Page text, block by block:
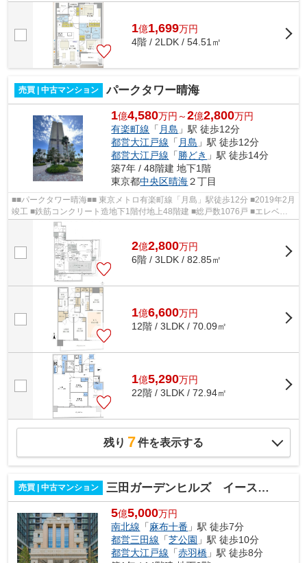
ス4 分 「荏原一丁目 」バス停下車...
1億1,699万円
4階 / 2LDK / 54.51㎡
売買 | 中古マンション パークタワー晴海
1億4,580万円～2億2,800万円
有楽町線 「 月島 」駅 徒歩12分
都営大江戸線 「 月島 」駅 徒歩12分
都営大江戸線 「 勝どき 」駅 徒歩14分
築7年 / 48階建 地下1階
東京都中央区晴海２丁目
■■パークタワー晴海■■ 東京メトロ有楽町線「月島」駅徒歩12分 ■2019年2月
竣工 ■鉄筋コンクリート造地下1階付地上48階建 ■総戸数1076戸 ■エレベー
ター12基完備 ■ダブルオートロック完...
2億2,800万円
6階 / 3LDK / 82.85㎡
1億6,600万円
12階 / 3LDK / 70.09㎡
1億5,290万円
22階 / 3LDK / 72.94㎡
残り 7件を表示する
売買 | 中古マンション 三田ガーデンヒルズ イーストヒル
5億5,000万円
南北線 「麻布十番 」駅 徒歩7分
都営三田線 「芝公園 」駅 徒歩10分
都営大江戸線 「赤羽橋 」駅 徒歩8分